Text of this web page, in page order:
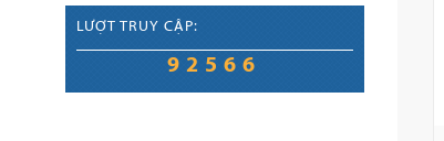
LƯỢT TRUY CẬP:
92566